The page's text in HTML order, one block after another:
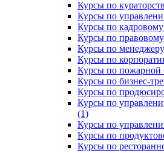
Курсы по
Курсы по
Курсы по
Курсы по
Курсы по
Курсы по
Курсы по пожарной
Курсы по бизнес-
Курсы по
Курсы по
(1)
Курсы по
Курсы по
Курсы по